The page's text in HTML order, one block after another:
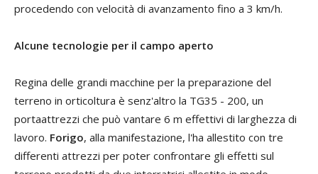
procedendo con velocità di avanzamento fino a 3 km/h.
Alcune tecnologie per il campo aperto
Regina delle grandi macchine per la preparazione del
terreno in orticoltura è senz'altro la TG35 - 200, un
portaattrezzi che può vantare 6 m effettivi di larghezza di
lavoro. Forigo, alla manifestazione, l'ha allestito con tre
differenti attrezzi per poter confrontare gli effetti sul